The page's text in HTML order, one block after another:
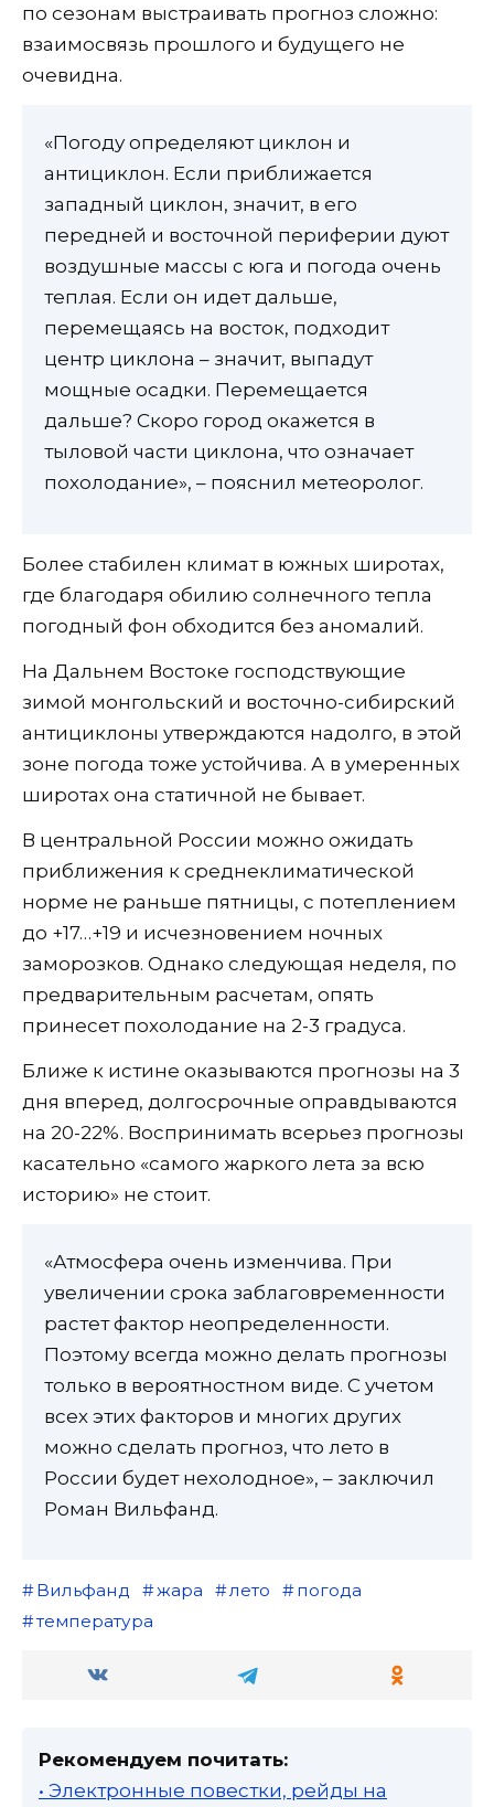
по сезонам выстраивать прогноз сложно:
взаимосвязь прошлого и будущего не
очевидна.
«Погоду определяют циклон и
антициклон. Если приближается
западный циклон, значит, в его
передней и восточной периферии дуют
воздушные массы с юга и погода очень
теплая. Если он идет дальше,
перемещаясь на восток, подходит
центр циклона – значит, выпадут
мощные осадки. Перемещается
дальше? Скоро город окажется в
тыловой части циклона, что означает
похолодание», – пояснил метеоролог.
Более стабилен климат в южных широтах,
где благодаря обилию солнечного тепла
погодный фон обходится без аномалий.
На Дальнем Востоке господствующие
зимой монгольский и восточно-сибирский
антициклоны утверждаются надолго, в этой
зоне погода тоже устойчива. А в умеренных
широтах она статичной не бывает.
В центральной России можно ожидать
приближения к среднеклиматической
норме не раньше пятницы, с потеплением
до +17…+19 и исчезновением ночных
заморозков. Однако следующая неделя, по
предварительным расчетам, опять
принесет похолодание на 2-3 градуса.
Ближе к истине оказываются прогнозы на 3
дня вперед, долгосрочные оправдываются
на 20-22%. Воспринимать всерьез прогнозы
касательно «самого жаркого лета за всю
историю» не стоит.
«Атмосфера очень изменчива. При
увеличении срока заблаговременности
растет фактор неопределенности.
Поэтому всегда можно делать прогнозы
только в вероятностном виде. С учетом
всех этих факторов и многих других
можно сделать прогноз, что лето в
России будет нехолодное», – заключил
Роман Вильфанд.
Вильфанд жара лето
погода
температура
Рекомендуем почитать:
• Электронные повестки, рейды на